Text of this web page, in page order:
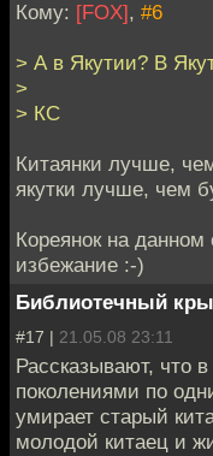
Кому: [FOX], #6
> А в Якутии? В
>
> КС
Китаянки лучше,
якутки лучше, чем
Кореянок на
избежание :-)
Библиотечный
#17 | 21.05.08 23:11
Рассказывают, что
поколениями по
умирает старый
молодой китаец и